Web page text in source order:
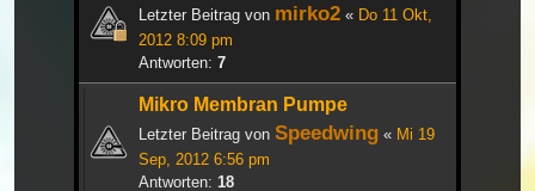
Letzter Beitrag von mirko2 « Do 11 Okt,
2012 8:09 pm
Antworten: 7
Mikro Membran Pumpe
Letzter Beitrag von Speedwing « Mi 19
Sep, 2012 6:56 pm
Antworten: 18